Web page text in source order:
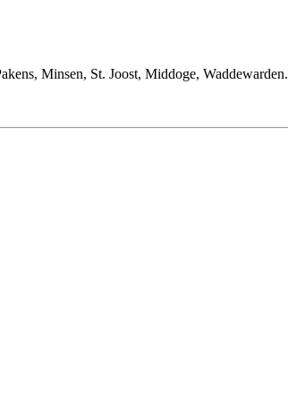
Minsen, St. Joost, Middoge, Waddewarden.